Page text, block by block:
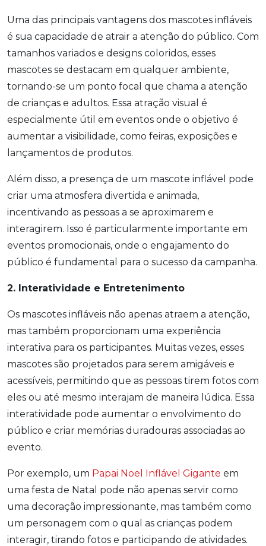
Uma das principais vantagens dos mascotes infláveis
é sua capacidade de atrair a atenção do público. Com
tamanhos variados e designs coloridos, esses
mascotes se destacam em qualquer ambiente,
tornando-se um ponto focal que chama a atenção
de crianças e adultos. Essa atração visual é
especialmente útil em eventos onde o objetivo é
aumentar a visibilidade, como feiras, exposições e
lançamentos de produtos.
Além disso, a presença de um mascote inflável pode
criar uma atmosfera divertida e animada,
incentivando as pessoas a se aproximarem e
interagirem. Isso é particularmente importante em
eventos promocionais, onde o engajamento do
público é fundamental para o sucesso da campanha.
2. Interatividade e Entretenimento
Os mascotes infláveis não apenas atraem a atenção,
mas também proporcionam uma experiência
interativa para os participantes. Muitas vezes, esses
mascotes são projetados para serem amigáveis e
acessíveis, permitindo que as pessoas tirem fotos com
eles ou até mesmo interajam de maneira lúdica. Essa
interatividade pode aumentar o envolvimento do
público e criar memórias duradouras associadas ao
evento.
Por exemplo, um Papai Noel Inflável Gigante em
uma festa de Natal pode não apenas servir como
uma decoração impressionante, mas também como
um personagem com o qual as crianças podem
interagir, tirando fotos e participando de atividades.